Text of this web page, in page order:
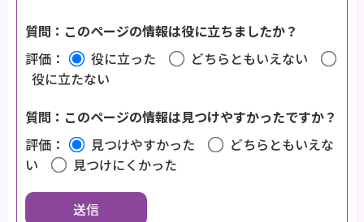
質問：このページの情報は役に立ちましたか？
評価：
役に立った
どちらともいえない
役に立たない
質問：このページの情報は見つけやすかったですか？
評価：
見つけやすかった
どちらともいえな
い
見つけにくかった